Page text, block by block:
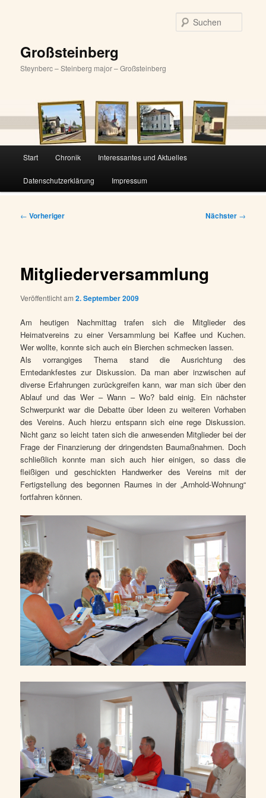
Großsteinberg
Steynberc – Steinberg major – Großsteinberg
Start Chronik Interessantes und Aktuelles
Datenschutzerklärung Impressum
Beitragsnavigation
← Vorheriger Nächster →
Mitgliederversammlung
Veröffentlicht am2. September 2009
Am heutigen Nachmittag trafen sich die Mitglieder des
Heimatvereins zu einer Versammlung bei Kaffee und Kuchen.
Wer wollte, konnte sich auch ein Bierchen schmecken lassen.
Als vorrangiges Thema stand die Ausrichtung des
Erntedankfestes zur Diskussion. Da man aber inzwischen auf
diverse Erfahrungen zurückgreifen kann, war man sich über den
Ablauf und das Wer – Wann – Wo? bald einig. Ein nächster
Schwerpunkt war die Debatte über Ideen zu weiteren Vorhaben
des Vereins. Auch hierzu entspann sich eine rege Diskussion.
Nicht ganz so leicht taten sich die anwesenden Mitglieder bei der
Frage der Finanzierung der dringendsten Baumaßnahmen. Doch
schließlich konnte man sich auch hier einigen, so dass die
fleißigen und geschickten Handwerker des Vereins mit der
Fertigstellung des begonnen Raumes in der „Arnhold-Wohnung“
fortfahren können.